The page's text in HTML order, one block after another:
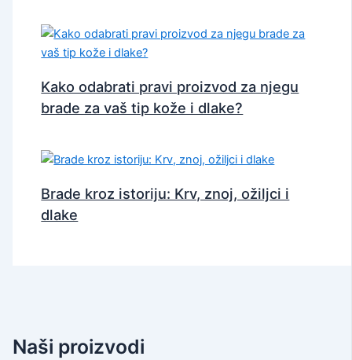
Naši proizvodi
Kako odabrati pravi proizvod za njegu
brade za vaš tip kože i dlake?
Brade kroz istoriju: Krv, znoj, ožiljci i
dlake